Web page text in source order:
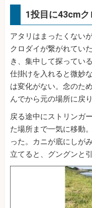
1投目に43cmク
アタリはまったくない
クロダイが繋がれてい
き、集中して探ってい
仕掛けを入れると微妙
は変化がない。念のた
んでから元の場所に戻
戻る途中にストリンガ
た場所まで一気に移動
った。カニが底にしが
立てると、グングンと